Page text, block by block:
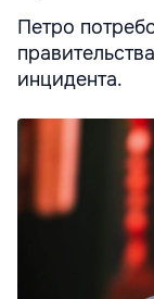
Петро
инцидента.